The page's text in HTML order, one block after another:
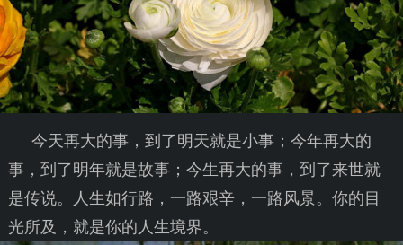
今天再大的事，到了明天就是小事；今年再大的
事，到了明年就是故事；今生再大的事，到了来世就
是传说。人生如行路，一路艰辛，一路风景。你的目
光所及，就是你的人生境界。